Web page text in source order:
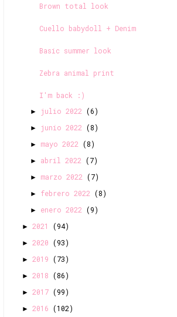
Brown total look
Cuello babydoll + Denim
Basic summer look
Zebra animal print
I'm back :)
► julio 2022 (6)
► junio 2022 (8)
► mayo 2022 (8)
► abril 2022 (7)
► marzo 2022 (7)
► febrero 2022 (8)
► enero 2022 (9)
► 2021 (94)
► 2020 (93)
► 2019 (73)
► 2018 (86)
► 2017 (99)
► 2016 (102)